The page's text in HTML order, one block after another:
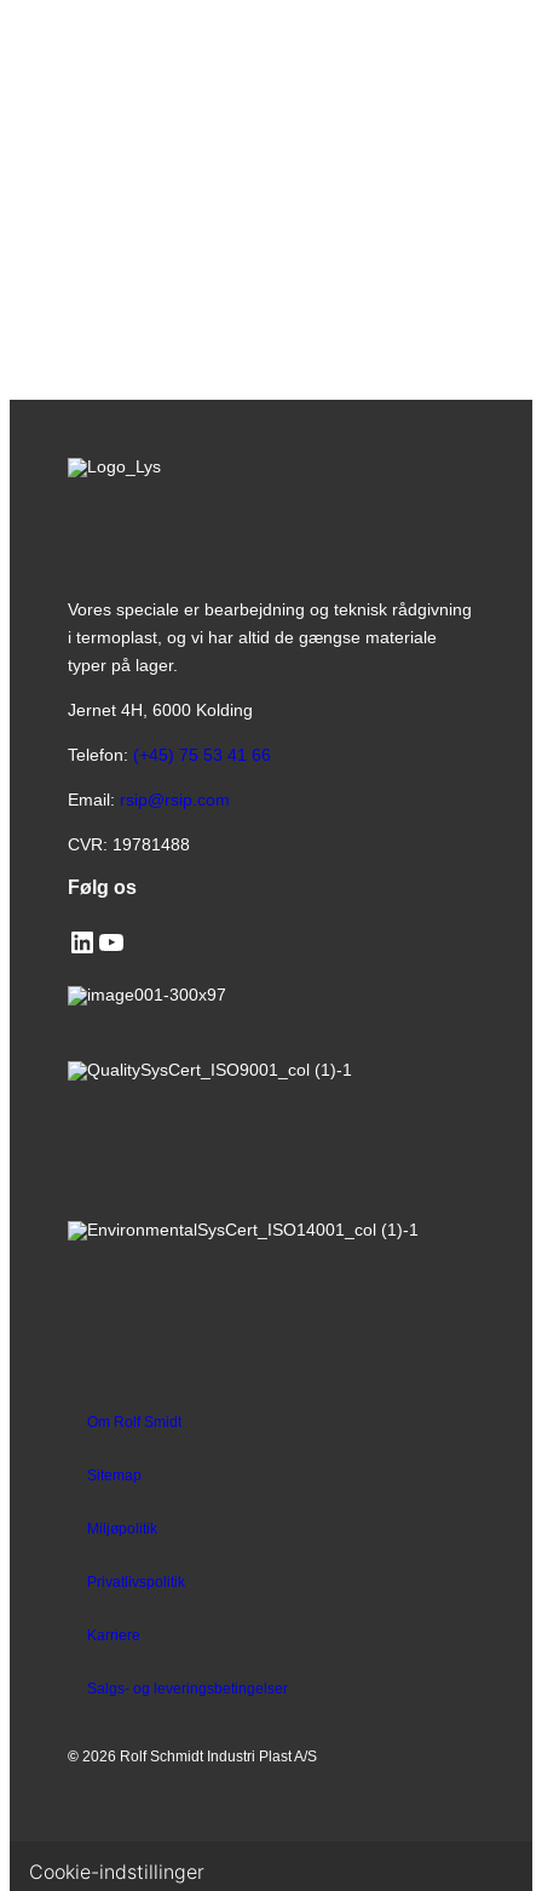
Vores speciale er bearbejdning og teknisk rådgivning
i termoplast, og vi har altid de gængse materiale
typer på lager.
Jernet 4H, 6000 Kolding
Telefon: (+45) 75 53 41 66
Email: rsip@rsip.com
CVR: 19781488
Følg os
LinkedIn
YouTube
Om Rolf Smidt
Sitemap
Miljøpolitik
Privatlivspolitik
Karriere
Salgs- og leveringsbetingelser
© 2026 Rolf Schmidt Industri Plast A/S
Cookie-indstillinger